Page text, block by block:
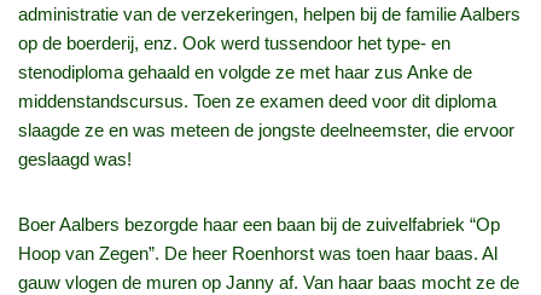
administratie van de verzekeringen, helpen bij de familie Aalbers
op de boerderij, enz. Ook werd tussendoor het type‑ en
stenodiploma gehaald en volgde ze met haar zus Anke de
middenstandscursus. Toen ze examen deed voor dit diploma
slaagde ze en was meteen de jongste deelneemster, die ervoor
geslaagd was!
Boer Aalbers bezorgde haar een baan bij de zuivelfabriek “Op
Hoop van Zegen”. De heer Roenhorst was toen haar baas. Al
gauw vlogen de muren op Janny af. Van haar baas mocht ze de